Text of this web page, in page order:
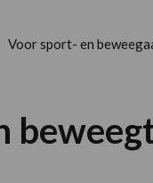
Voor sport- en